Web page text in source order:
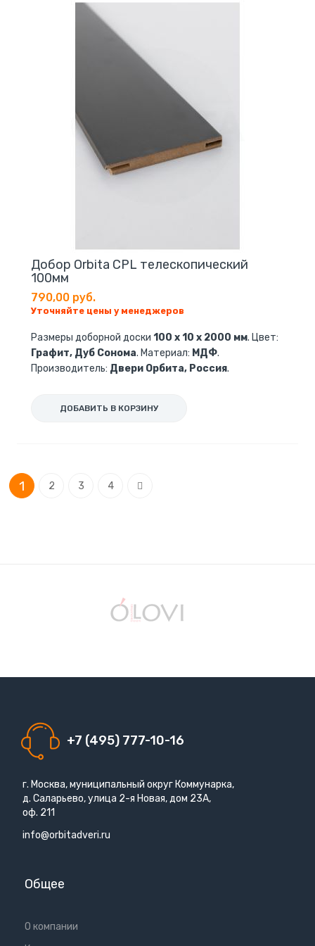
Добор Orbita CPL телескопический
100мм
790,00 руб.
Уточняйте цены у менеджеров
Размеры доборной доски 100 х 10 х 2000 мм. Цвет:
Графит, Дуб Сонома. Материал: МДФ.
Производитель: Двери Орбита, Россия.
ДОБАВИТЬ В КОРЗИНУ
Страница
You're currently reading page
1 2 3 4
+7 (495) 777-10-16
г. Москва, муниципальный округ Коммунарка,
д. Саларьево, улица 2-я Новая, дом 23А,
оф. 211
info@orbitadveri.ru
Общее
О компании